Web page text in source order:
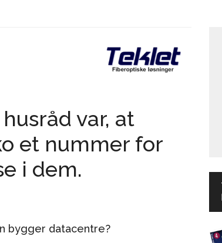
var, at
et nummer for
i dem.
bygger datacentre?